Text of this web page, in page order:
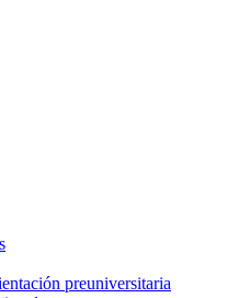
preuniversitaria